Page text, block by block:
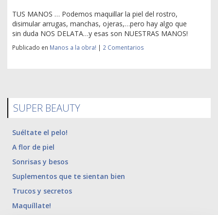
TUS MANOS … Podemos maquillar la piel del rostro,
disimular arrugas, manchas, ojeras,…pero hay algo que
sin duda NOS DELATA…y esas son NUESTRAS MANOS!
Publicado en Manos a la obra! | 2 Comentarios
SUPER BEAUTY
Suéltate el pelo!
A flor de piel
Sonrisas y besos
Suplementos que te sientan bien
Trucos y secretos
Maquíllate!